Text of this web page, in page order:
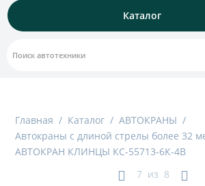
Каталог
Главная / Каталог / АВТОКРАНЫ /
Автокраны с длиной стрелы более 32
АВТОКРАН КЛИНЦЫ КС-55713-6К-4В
7 из 8